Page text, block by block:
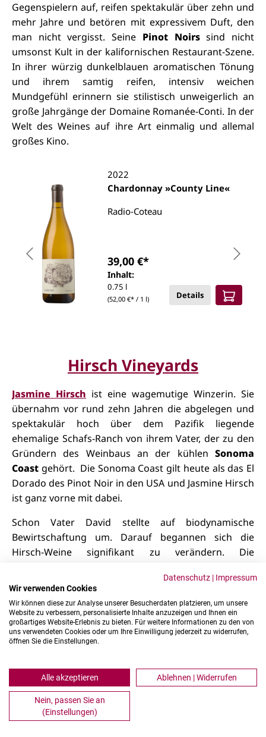
Gegenspielern auf, reifen spektakulär über zehn und
mehr Jahre und betören mit expressivem Duft, den
man nicht vergisst. Seine Pinot Noirssind nicht
umsonst Kult in der kalifornischen Restaurant-Szene.
In ihrer würzig dunkelblauen aromatischen Tönung
und ihrem samtig reifen, intensiv weichen
Mundgefühl erinnern sie stilistisch unweigerlich an
große Jahrgänge der Domaine Romanée-Conti. In der
Welt des Weines auf ihre Art einmalig und allemal
großes Kino.
2022
Chardonnay »County Line«
Radio-Coteau
Inhalt:
0.75 l
(52,00 €* / 1 l)
39,00 €*
Details
Hirsch Vineyards
Jasmine Hirsch ist eine wagemutige Winzerin. Sie
übernahm vor rund zehn Jahren die abgelegen und
spektakulär hoch über dem Pazifik liegende
ehemalige Schafs-Ranch von ihrem Vater, der zu den
Gründern des Weinbaus an der kühlen Sonoma
Coast gehört. Die Sonoma Coast gilt heute als das El
Dorado des Pinot Noir in den USA und Jasmine Hirsch
ist ganz vorne mit dabei.
Schon Vater David stellte auf biodynamische
Bewirtschaftung um. Darauf begannen sich die
Hirsch-Weine signifikant zu verändern. Die
Lagen-Expressivität mit je nach Bodenmorphologie
ausgeprägt eigenem
Charakter. Heute zählen
Hirschs Pinot Noirs und ihr großer, an Montrachet
erinnernder Chardonnay, zu dengroßen Weinen
der Welt.Sie werden gefeiert als
die Geduld aufbringt, sie reifen zu lassen, wird
erleben, was in ihnen steckt.
Datenschutz | Impressum
Wir verwenden Cookies
Wir können diese zur Analyse unserer Besucherdaten platzieren, um unsere
Website zu verbessern, personalisierte Inhalte anzuzeigen und Ihnen ein
großartiges Website-Erlebnis zu bieten. Für weitere Informationen zu den von
uns verwendeten Cookies oder um Ihre Einwilligung jederzeit zu widerrufen,
öffnen Sie die Einstellungen.
Alle akzeptieren Ablehnen | Widerrufen
Nein, passen Sie an
(Einstellungen)